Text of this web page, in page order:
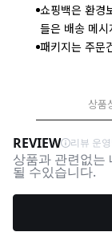
쇼핑백은 환경
들은 배송 메
패키지는 주문
상품